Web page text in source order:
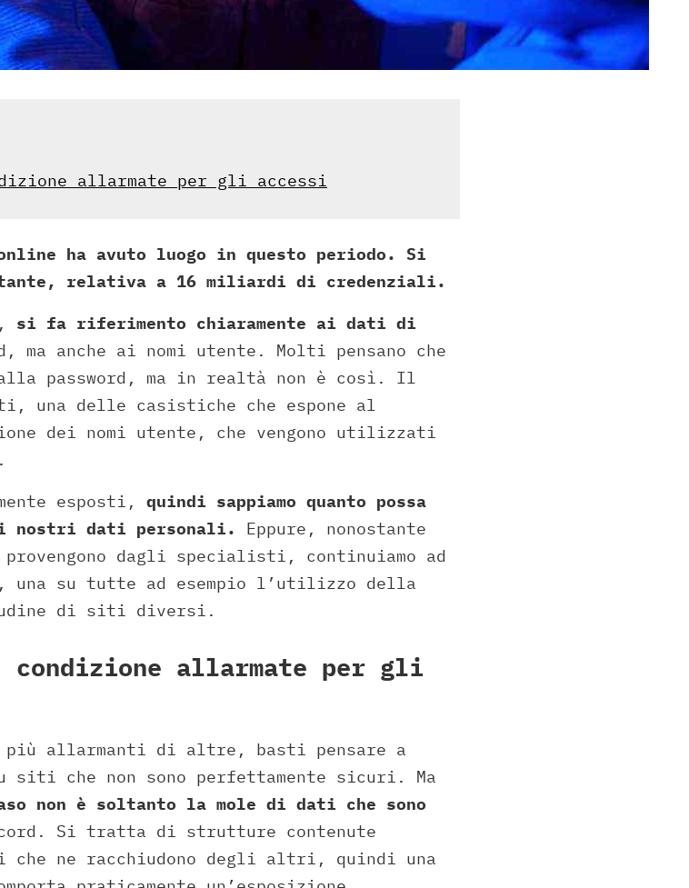
allarmate per gli accessi
ha avuto luogo in questo periodo. Si
relativa a 16 miliardi di credenziali.
si fa riferimento chiaramente ai dati di
ma anche ai nomi utente. Molti pensano che
password, ma in realtà non è così. Il
una delle casistiche che espone al
dei nomi utente, che vengono utilizzati
esposti, quindi sappiamo quanto possa
i nostri dati personali.
Eppure, nonostante
dagli specialisti, continuiamo ad
una su tutte ad esempio l’utilizzo della
di siti diversi.
allarmate per gli
più allarmanti di altre, basti pensare a
siti che non sono perfettamente sicuri. Ma
non è soltanto la mole di dati che sono
Si tratta di strutture contenute
ne racchiudono degli altri, quindi una